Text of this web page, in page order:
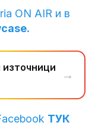
ON AIR и в
→
ТУК